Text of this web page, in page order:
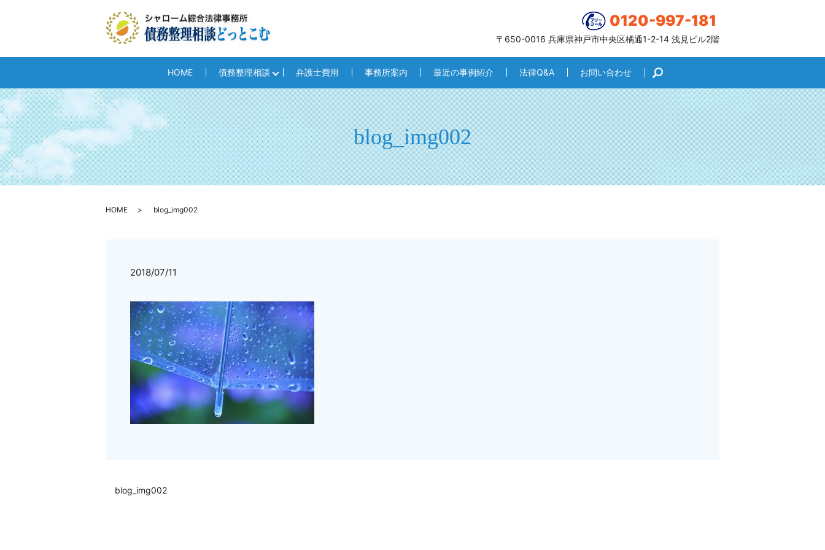
0120-997-181
〒650-0016 兵庫県神戸市中央区橘通1-2-14 浅見ビル2階
HOME 債務整理相談 弁護士費用 事務所案内 最近の事例紹介 法律Q&A お問い合わせ search
blog_img002
HOME blog_img002
2018/07/11
blog_img002